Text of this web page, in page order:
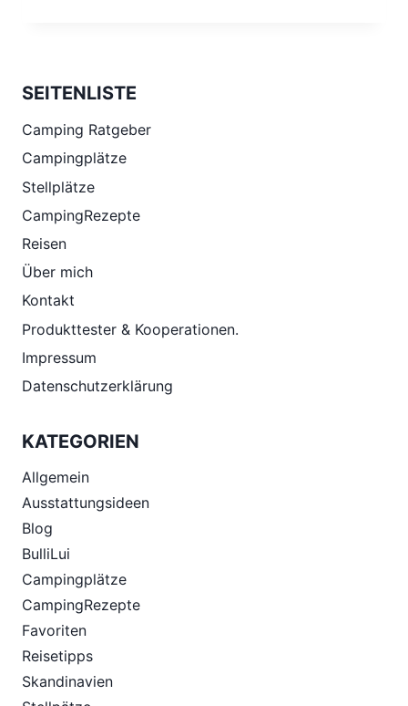
SEITENLISTE
Camping Ratgeber
Campingplätze
Stellplätze
CampingRezepte
Reisen
Über mich
Kontakt
Produkttester & Kooperationen.
Impressum
Datenschutzerklärung
KATEGORIEN
Allgemein
Ausstattungsideen
Blog
BulliLui
Campingplätze
CampingRezepte
Favoriten
Reisetipps
Skandinavien